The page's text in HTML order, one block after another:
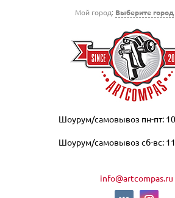
Мой город: Выберите город
Шоурум/самовывоз пн-пт:
Шоурум/самовывоз сб-вс:
info@artcompas.ru